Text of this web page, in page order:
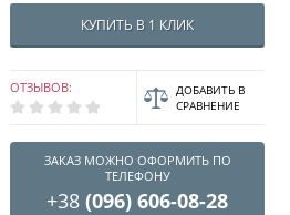
КУПИТЬ В 1 КЛИК
ОТЗЫВОВ:
ДОБАВИТЬ В
СРАВНЕНИЕ
ЗАКАЗ МОЖНО ОФОРМИТЬ ПО
ТЕЛЕФОНУ
+38 (096) 606-08-28